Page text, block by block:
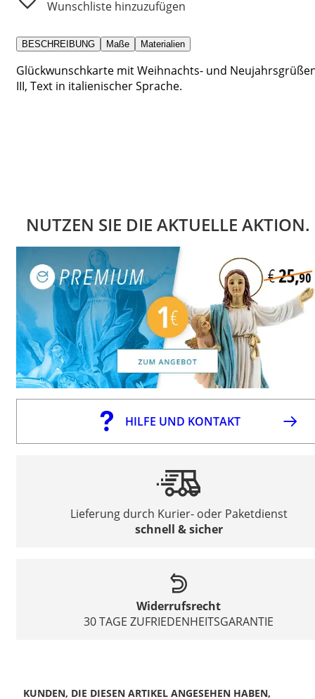
Wunschliste hinzuzufügen
BESCHREIBUNG Maße Materialien
Glückwunschkarte mit Weihnachts- und
III, Text in italienischer Sprache.
NUTZEN SIE DIE AKTUELLE AKTION.
HILFE UND KONTAKT
Lieferung durch Kurier- oder Paketdienst
schnell & sicher
Widerrufsrecht
30 TAGE ZUFRIEDENHEITSGARANTIE
KUNDEN, DIE DIESEN ARTIKEL ANGESEHEN HABEN,